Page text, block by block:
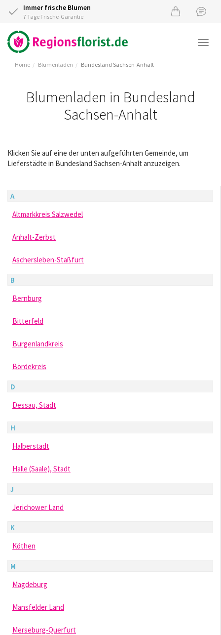
Immer frische Blumen
7 Tage Frische-Garantie
Home Blumenladen Bundesland Sachsen-Anhalt
Blumenladen in Bundesland
Sachsen-Anhalt
Klicken Sie auf eine der unten aufgeführten Gemeinde, um
Lieferstädte in Bundesland Sachsen-Anhalt anzuzeigen.
A
Altmarkkreis Salzwedel
Anhalt-Zerbst
Aschersleben-Staßfurt
B
Bernburg
Bitterfeld
Burgenlandkreis
Bördekreis
D
Dessau, Stadt
H
Halberstadt
Halle (Saale), Stadt
J
Jerichower Land
K
Köthen
M
Magdeburg
Mansfelder Land
Merseburg-Querfurt